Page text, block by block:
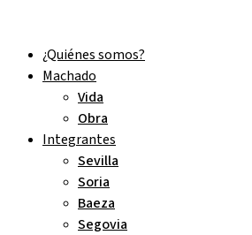
¿Quiénes somos?
Machado
Vida
Obra
Integrantes
Sevilla
Soria
Baeza
Segovia